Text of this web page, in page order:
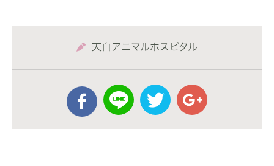
天白アニマルホスピタル